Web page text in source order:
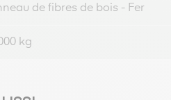
de fibres de bois - Fer
kg